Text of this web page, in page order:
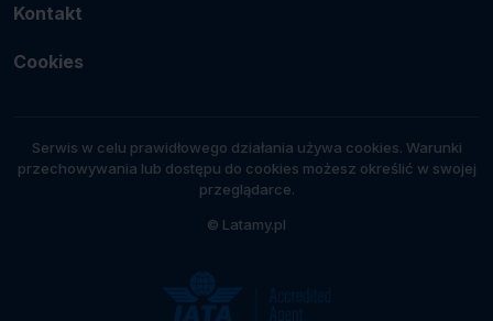
Kontakt
Cookies
Serwis w celu prawidłowego działania używa cookies. Warunki
przechowywania lub dostępu do cookies możesz określić w swojej
przeglądarce.
© Latamy.pl